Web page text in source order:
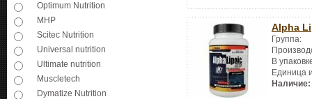
Optimum Nutrition
MHP
Scitec Nutrition
Universal nutrition
Ultimate nutrition
Muscletech
Dymatize Nutrition
Alpha
Группа:
В
Единица
Наличие: